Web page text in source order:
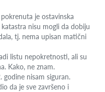
je ostavinska
nisu mogli da dobiju
tj. nema upisan matični
listu nepokretnosti, ali su
Kako, ne znam.
nisam siguran.
da je sve završeno i